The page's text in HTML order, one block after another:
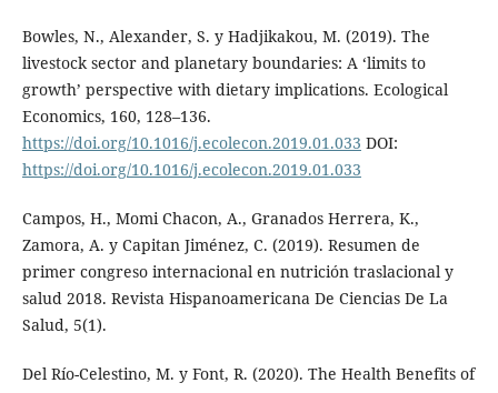
Bowles, N., Alexander, S. y Hadjikakou, M. (2019). The
livestock sector and planetary boundaries: A ‘limits to
growth’ perspective with dietary implications. Ecological
Economics, 160, 128–136.
https://doi.org/10.1016/j.ecolecon.2019.01.033 DOI:
https://doi.org/10.1016/j.ecolecon.2019.01.033
Campos, H., Momi Chacon, A., Granados Herrera, K.,
Zamora, A. y Capitan Jiménez, C. (2019). Resumen de
primer congreso internacional en nutrición traslacional y
salud 2018. Revista Hispanoamericana De Ciencias De La
Salud, 5(1).
Del Río-Celestino, M. y Font, R. (2020). The Health Benefits of